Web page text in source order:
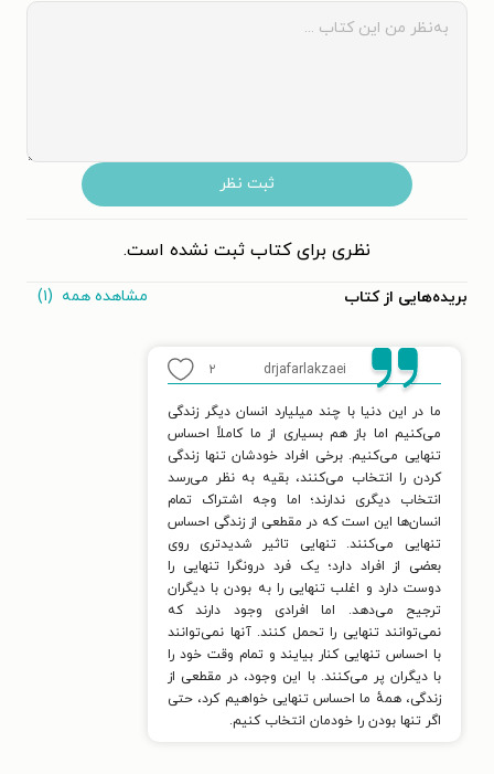
ثبت نظر
نظری برای کتاب ثبت نشده است.
بریده‌هایی از کتاب مشاهده همه (۱)
drjafarlakzaei ۲
ما در این دنیا با چند میلیارد انسان دیگر زندگی
می‌کنیم اما باز هم بسیاری از ما کاملاً احساس
تنهایی می‌کنیم. برخی افراد خودشان تنها زندگی
کردن را انتخاب می‌کنند، بقیه به نظر می‌رسد
انتخاب دیگری ندارند؛ اما وجه اشتراک تمام
انسان‌ها این است که در مقطعی از زندگی احساس
تنهایی می‌کنند. تنهایی تاثیر شدیدتری روی
بعضی از افراد دارد؛ یک فرد درونگرا تنهایی را
دوست دارد و اغلب تنهایی را به بودن با دیگران
ترجیح می‌دهد. اما افرادی وجود دارند که
نمی‌توانند تنهایی را تحمل کنند. آنها نمی‌توانند
با احساس تنهایی کنار بیایند و تمام وقت خود را
با دیگران پر می‌کنند. با این وجود، در مقطعی از
زندگی، همهٔ ما احساس تنهایی خواهیم کرد، حتی
اگر تنها بودن را خودمان انتخاب کنیم.